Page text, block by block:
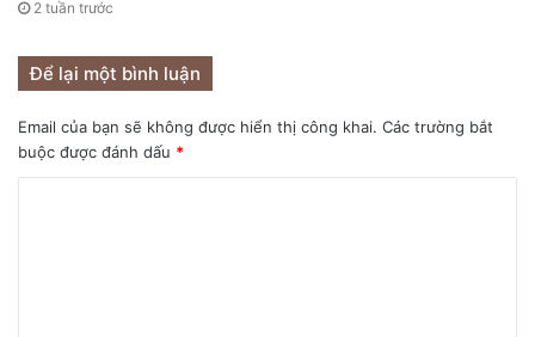
dành cho iPhone thường, không có màu tương ứng trong
phiên bản iPhone Pro.
2 tuần trước
Để lại một bình luận
Email của bạn sẽ không được hiển thị công khai. Các trường bắt
buộc được đánh dấu *